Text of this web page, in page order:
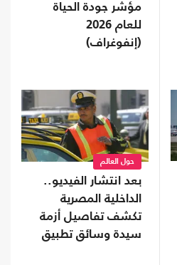
مؤشر جودة الحياة
للعام 2026
(إنفوغراف)
حول العالم
بعد انتشار الفيديو..
الداخلية المصرية
تكشف تفاصيل أزمة
سيدة وسائق تطبيق